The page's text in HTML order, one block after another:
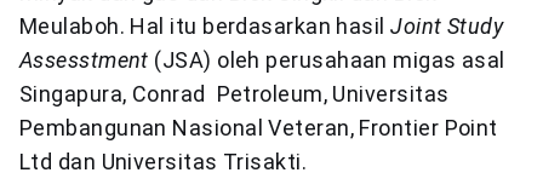
Meulaboh. Hal itu berdasarkan hasilJoint Study
Assesstment (JSA) oleh perusahaan migas asal
Singapura, Conrad Petroleum, Universitas
Pembangunan Nasional Veteran, Frontier Point
Ltd dan Universitas Trisakti.